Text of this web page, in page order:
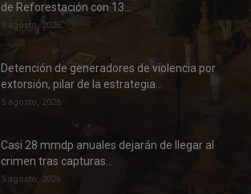
de Reforestación con 13...
5 agosto, 2026
Detención de generadores de violencia por
extorsión, pilar de la estrategia...
5 agosto, 2026
Casi 28 mmdp anuales dejarán de llegar al
crimen tras capturas...
5 agosto, 2026